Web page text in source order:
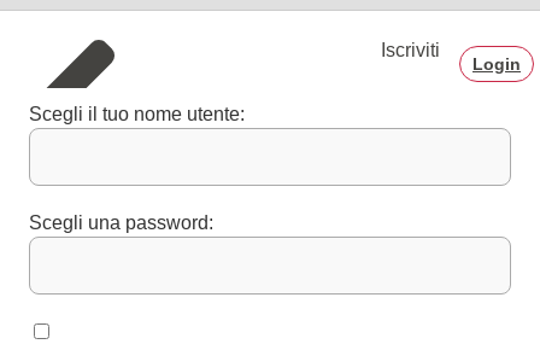
Iscriviti
Login
Scegli il tuo nome utente:
Scegli una password: